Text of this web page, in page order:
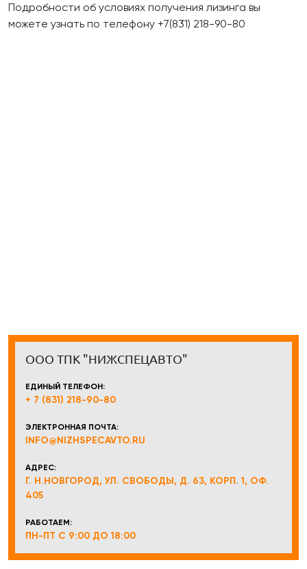
Подробности об условиях получения лизинга вы
можете узнать по телефону +7(831) 218-90-80
ООО ТПК "НИЖСПЕЦАВТО"
ЕДИНЫЙ ТЕЛЕФОН:
+ 7 (831) 218-90-80
ЭЛЕКТРОННАЯ ПОЧТА:
INFO@NIZHSPECAVTO.RU
АДРЕС:
Г. Н.НОВГОРОД, УЛ. СВОБОДЫ, Д. 63, КОРП. 1, ОФ.
405
РАБОТАЕМ:
ПН-ПТ С 9:00 ДО 18:00